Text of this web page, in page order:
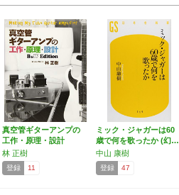
真空管ギターアンプの
工作・原理・設計
B&W…
林 正樹
登録 11
ミック・ジャガーは60
歳で何を歌ったか (幻…
中山 康樹
登録 47